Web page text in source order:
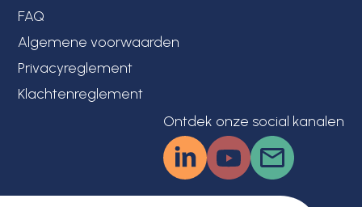
FAQ
Algemene voorwaarden
Privacyreglement
Klachtenreglement
Ontdek onze social kanalen